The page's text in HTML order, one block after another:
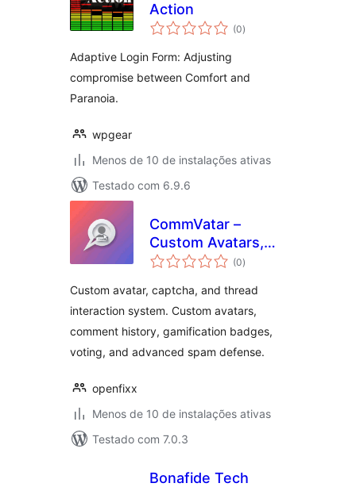
Action
(0total
de
)
Adaptive Login Form: Adjusting
compromise between Comfort and
Paranoia.
wpgear
Menos de 10 de instalações ativas
Testado com 6.9.6
CommVatar –
Custom Avatars,
Captcha &
Socialiser
(0total
de
)
Custom avatar, captcha, and thread
interaction system. Custom avatars,
comment history, gamification badges,
voting, and advanced spam defense.
openfixx
Menos de 10 de instalações ativas
Testado com 7.0.3
Bonafide Tech